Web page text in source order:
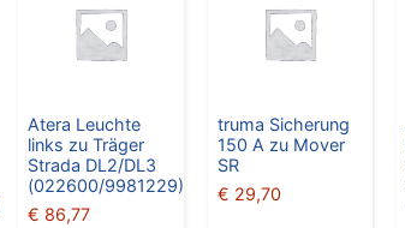
Atera Leuchte
links zu Träger
Strada DL2/DL3
(022600/9981229)
€ 86,77
truma Sicherung
150 A zu Mover
SR
€ 29,70